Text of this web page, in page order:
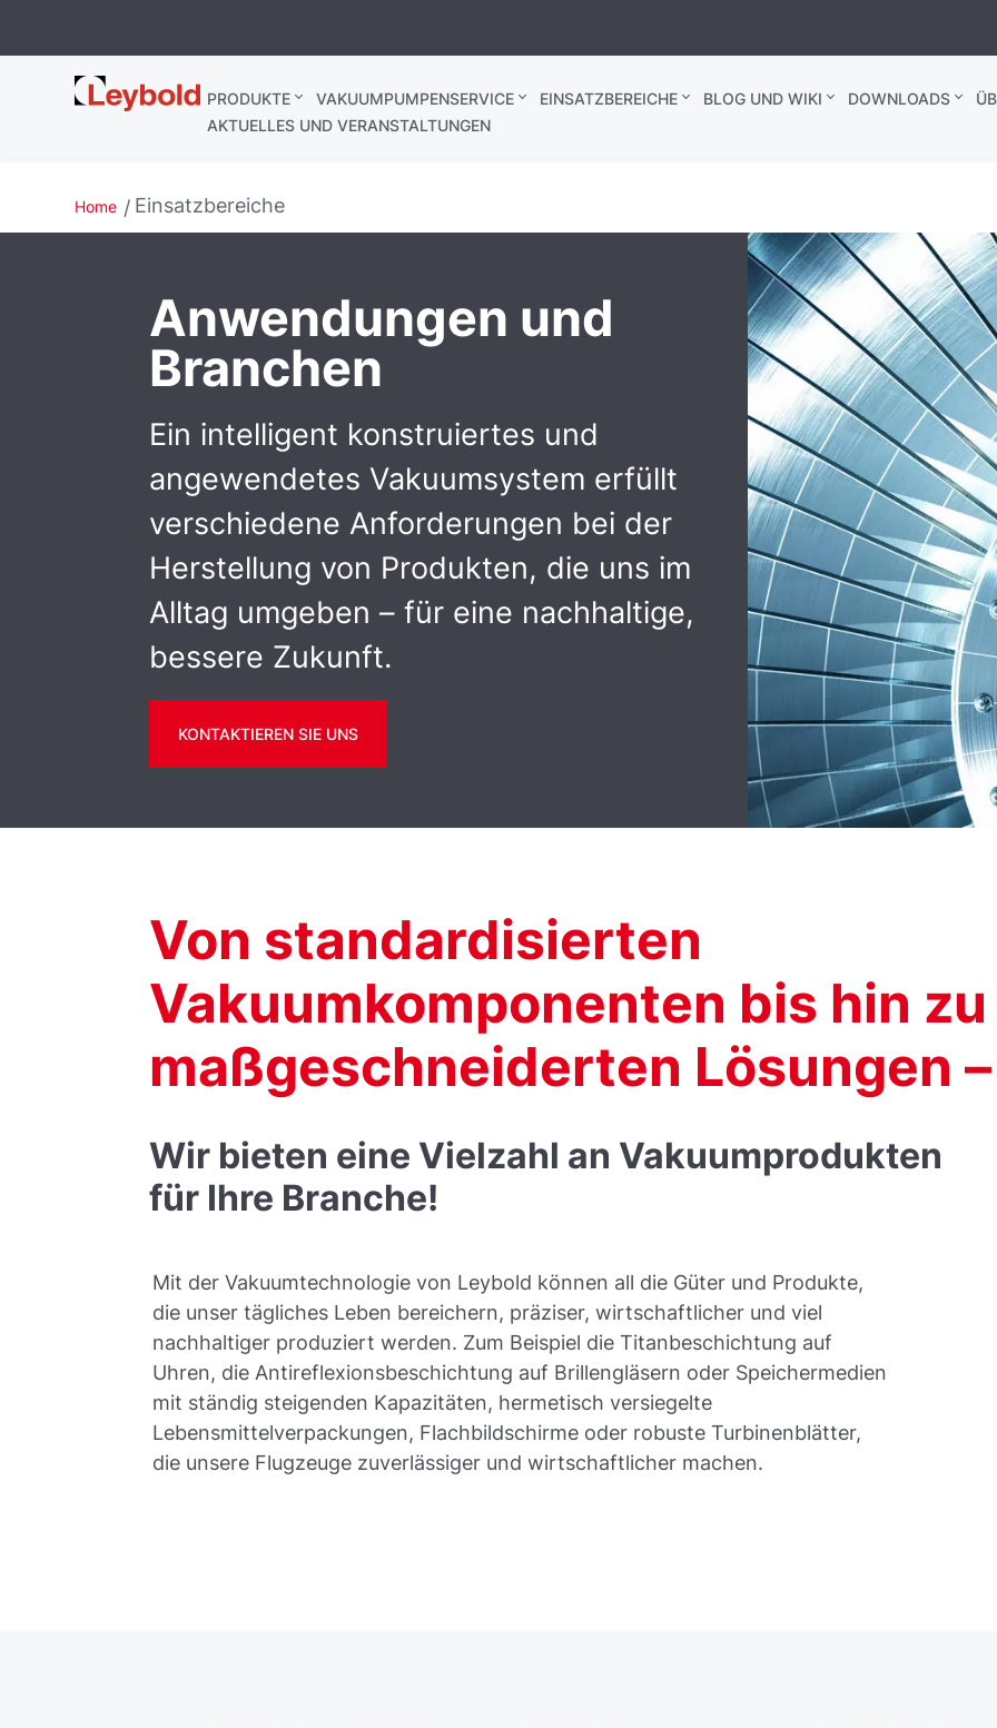
Leybold
Deutschland
PRODUKTE VAKUUMPUMPENSERVICE EINSATZBEREICHE BLOG UND WIKI DOWNLOADS
AKTUELLES UND VERANSTALTUNGEN
Home Einsatzbereiche
Anwendungen und
Branchen
Ein intelligent konstruiertes und
angewendetes Vakuumsystem erfüllt
verschiedene Anforderungen bei der
Herstellung von Produkten, die uns im
Alltag umgeben – für eine nachhaltige,
bessere Zukunft.
KONTAKTIEREN SIE UNS
Von standardisierten
Vakuumkomponenten bis hin zu
maßgeschneiderten Lösungen –
Wir bieten eine Vielzahl an Vakuumprodukten
für Ihre Branche!
Mit der Vakuumtechnologie von Leybold können all die Güter und Produkte,
die unser tägliches Leben bereichern, präziser, wirtschaftlicher und viel
nachhaltiger produziert werden. Zum Beispiel die Titanbeschichtung auf
Uhren, die Antireflexionsbeschichtung auf Brillengläsern oder Speichermedien
mit ständig steigenden Kapazitäten, hermetisch versiegelte
Lebensmittelverpackungen, Flachbildschirme oder robuste Turbinenblätter,
die unsere Flugzeuge zuverlässiger und wirtschaftlicher machen.